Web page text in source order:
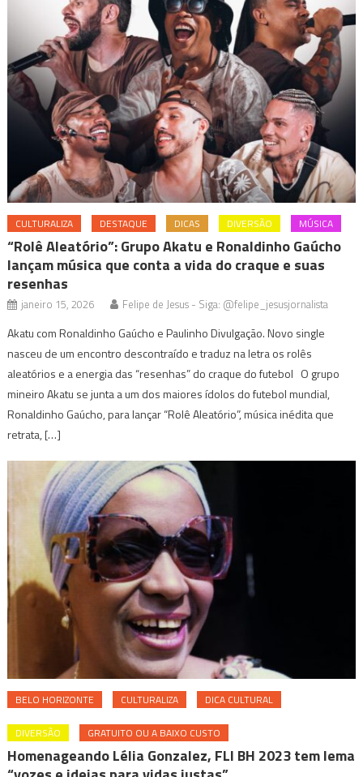
CULTURALIZA DESTAQUE DICAS DIVERSÃO MÚSICA
“Rolê Aleatório”: Grupo Akatu e Ronaldinho Gaúcho
lançam música que conta a vida do craque e suas
resenhas
janeiro 15, 2026 Felipe de Jesus - Siga: @felipe_jesusjornalista
Akatu com Ronaldinho Gaúcho e Paulinho Divulgação. Novo single
nasceu de um encontro descontraído e traduz na letra os rolês
aleatórios e a energia das “resenhas” do craque do futebol O grupo
mineiro Akatu se junta a um dos maiores ídolos do futebol mundial,
Ronaldinho Gaúcho, para lançar “Rolê Aleatório”, música inédita que
retrata, […]
BELO HORIZONTE CULTURALIZA DICA CULTURAL
DIVERSÃO GRATUITO OU A BAIXO CUSTO
Homenageando Lélia Gonzalez, FLI BH 2023 tem lema